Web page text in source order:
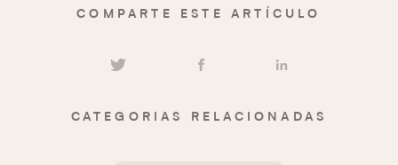
COMPARTE ESTE ARTÍCULO
CATEGORIAS RELACIONADAS